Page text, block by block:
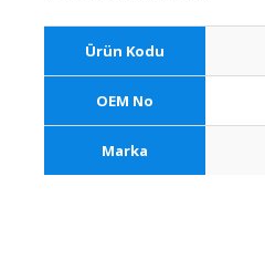
Ürün Kodu
OEM No
Marka